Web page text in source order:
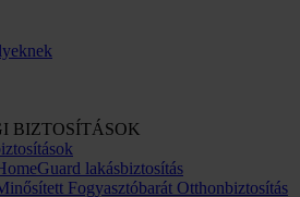
BIZTOSÍTÁSOK
lakásbiztosítás
Fogyasztóbarát Otthonbiztosítás